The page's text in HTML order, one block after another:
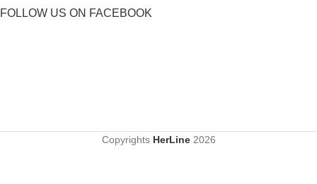
FOLLOW US ON FACEBOOK
Copyrights HerLine 2026